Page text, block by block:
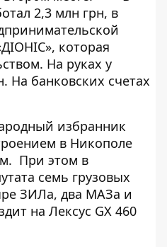
2,3 млн грн, в
которая
На руках у
На банковских счетах
избранник
в Никополе
При этом в
семь грузовых
ЗИЛа, два МАЗа и
на Лексус GX 460